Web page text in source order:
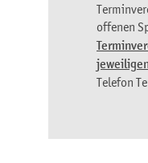
offenen
Telefon